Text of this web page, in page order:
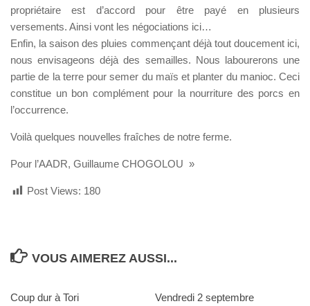
propriétaire est d’accord pour être payé en plusieurs
versements. Ainsi vont les négociations ici…
Enfin, la saison des pluies commençant déjà tout doucement ici,
nous envisageons déjà des semailles. Nous labourerons une
partie de la terre pour semer du maïs et planter du manioc. Ceci
constitue un bon complément pour la nourriture des porcs en
l’occurrence.
Voilà quelques nouvelles fraîches de notre ferme.
Pour l’AADR, Guillaume CHOGOLOU »
Post Views: 180
VOUS AIMEREZ AUSSI...
Coup dur à Tori Vendredi 2 septembre